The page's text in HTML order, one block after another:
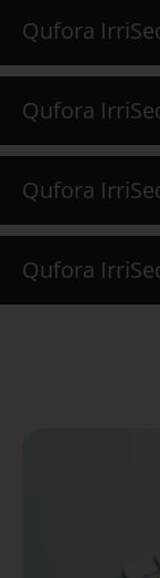
Qufora
Qufora
Qufora
Qufora